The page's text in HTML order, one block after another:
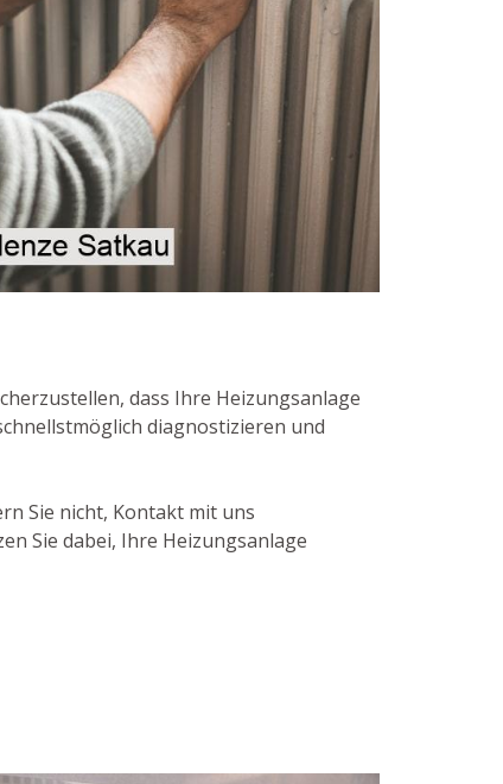
dass Ihre Heizungsanlage
diagnostizieren und
Sie nicht, Kontakt mit uns
Sie dabei, Ihre Heizungsanlage